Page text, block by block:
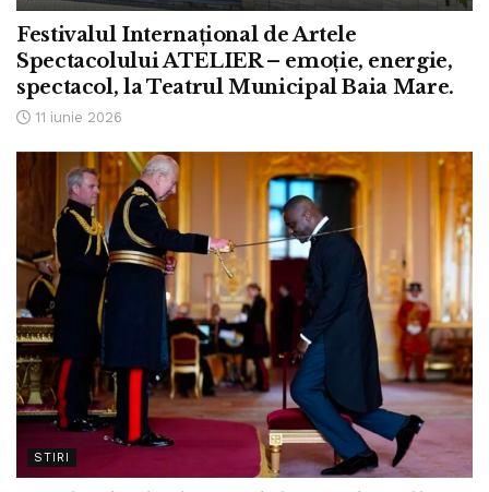
Festivalul Internațional de Artele
Spectacolului ATELIER – emoție, energie,
spectacol, la Teatrul Municipal Baia Mare.
11 iunie 2026
STIRI